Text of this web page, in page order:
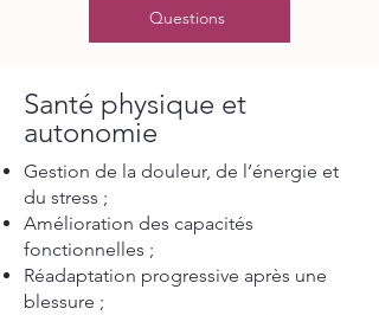
Questions
Santé physique et
autonomie
Gestion de la douleur, de l’énergie et
du stress ;
Amélioration des capacités
fonctionnelles ;
Réadaptation progressive après une
blessure ;